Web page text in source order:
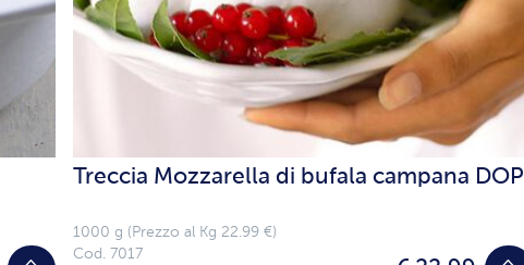
Treccia Mozzarella di bufala campana DOP
1000 g (Prezzo al Kg 22.99 €)
Cod. 7017